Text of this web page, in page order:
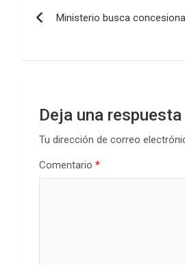
o
k
A
p
n
de
entradas
Ministerio busca
Deja una respuesta
Tu dirección de correo
Comentario *